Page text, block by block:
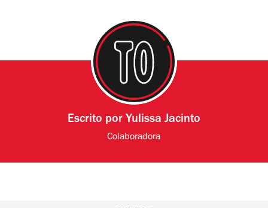
Escrito por Yulissa Jacinto
Colaboradora